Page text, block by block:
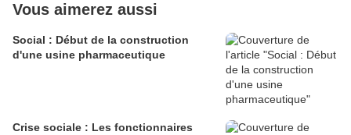
Vous aimerez aussi
Social : Début de la construction
d'une usine pharmaceutique
Crise sociale : Les fonctionnaires